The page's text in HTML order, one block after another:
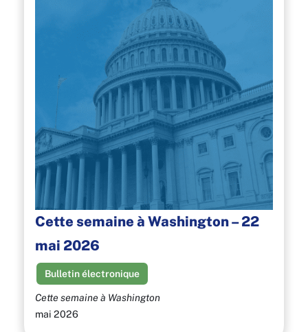
Cette semaine à Washington – 22
mai 2026
Bulletin électronique
Cette semaine à Washington
mai 2026